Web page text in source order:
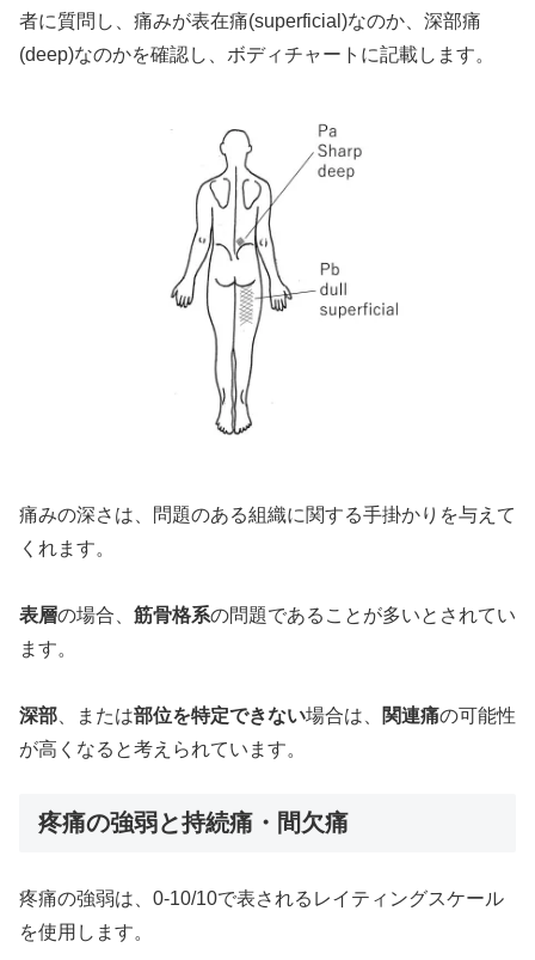
者に質問し、痛みが表在痛(superficial)なのか、深部痛
(deep)なのかを確認し、ボディチャートに記載します。
痛みの深さは、問題のある組織に関する手掛かりを与えて
くれます。
表層の場合、 筋骨格系の問題であることが多いとされてい
ます。
深部 、または部位を特定できない場合は、 関連痛の可能性
が高くなると考えられています。
疼痛の強弱と持続痛・間欠痛
疼痛の強弱は、0-10/10で表されるレイティングスケール
を使用します。